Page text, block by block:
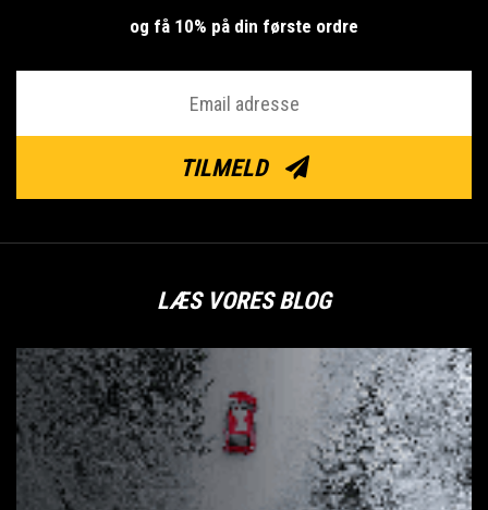
og få 10% på din første ordre
TILMELD
LÆS VORES BLOG